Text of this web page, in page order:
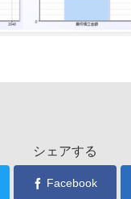
シェアする
Facebook